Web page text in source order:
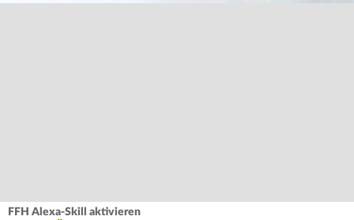
FFH Alexa-Skill aktivieren